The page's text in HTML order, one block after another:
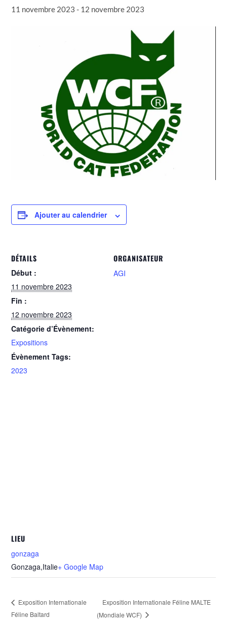
11 novembre 2023 - 12 novembre 2023
Ajouter au calendrier
DÉTAILS
Début :
11 novembre 2023
Fin :
12 novembre 2023
Catégorie d’Évènement:
Expositions
Évènement Tags:
2023
ORGANISATEUR
AGI
LIEU
gonzaga
Gonzaga,Italie+ Google Map
Exposition Internationale
Féline Baltard
Exposition Internationale Féline MALTE
(Mondiale WCF)